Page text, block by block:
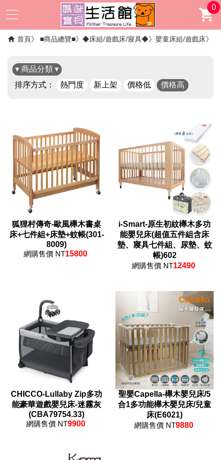
0
首頁 ■商品總覽■ ◆床組/遊戲床/寢具◆ 嬰童床組/遊戲床
▾ 商品分類 ▾
排序方式：
熱門度 新上架 價格低 價格高
狐狸村傳奇-歐風櫸木書桌
床+七件組+床墊+蚊帳(301-
8009)
網購售價 NT15800
i-Smart-原生初紋櫸木多功
能嬰兒床(超值五件組含床
墊、寢具七件組、尿墊、蚊
帳)602
網購售價 NT12490
CHICCO-Lullaby Zip多功
能豪華遊戲嬰兒床-迷霧灰
(CBA79754.33)
網購售價 NT9900
聖嬰Capella-櫸木嬰兒床/5
合1多功能櫸木嬰兒床/兒童
床(E6021)
網購售價 NT9880